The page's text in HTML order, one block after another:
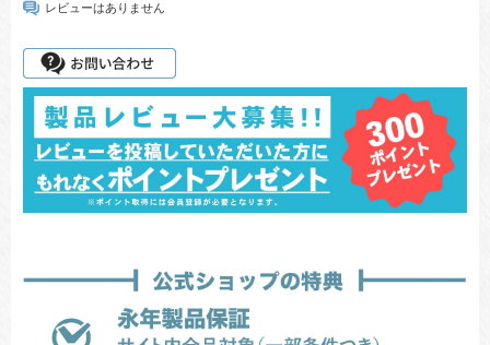
レビューはありません